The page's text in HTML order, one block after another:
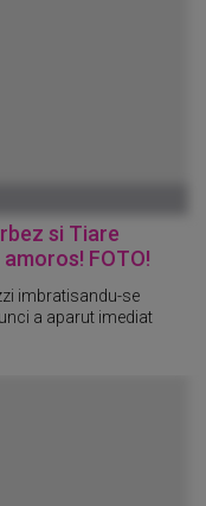
si Tiare
FOTO!
imbratisandu-se
a aparut imediat